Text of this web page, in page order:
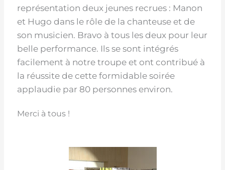
représentation deux jeunes recrues : Manon
et Hugo dans le rôle de la chanteuse et de
son musicien. Bravo à tous les deux pour leur
belle performance. Ils se sont intégrés
facilement à notre troupe et ont contribué à
la réussite de cette formidable soirée
applaudie par 80 personnes environ.
Merci à tous !